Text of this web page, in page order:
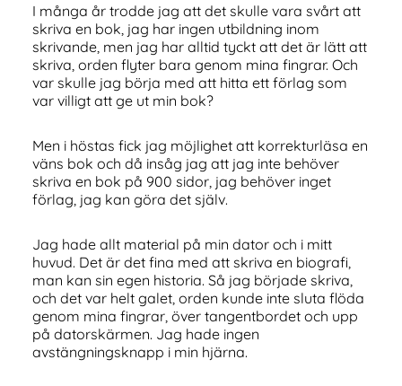
I många år trodde jag att det skulle vara svårt att
skriva en bok, jag har ingen utbildning inom
skrivande, men jag har alltid tyckt att det är lätt att
skriva, orden flyter bara genom mina fingrar. Och
var skulle jag börja med att hitta ett förlag som
var villigt att ge ut min bok?
Men i höstas fick jag möjlighet att korrekturläsa en
väns bok och då insåg jag att jag inte behöver
skriva en bok på 900 sidor, jag behöver inget
förlag, jag kan göra det själv.
Jag hade allt material på min dator och i mitt
huvud. Det är det fina med att skriva en biografi,
man kan sin egen historia. Så jag började skriva,
och det var helt galet, orden kunde inte sluta flöda
genom mina fingrar, över tangentbordet och upp
på datorskärmen. Jag hade ingen
avstängningsknapp i min hjärna.